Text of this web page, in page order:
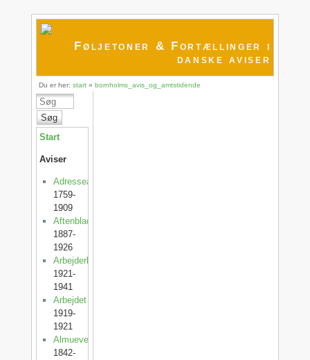
Føljetoner & Fortællinger i
danske aviser
Du er her:start »bornholms_avis_og_amtstidende
Søg
Start
Aviser
Adresseavisen
1759-
1909
Aftenbladet
1887-
1926
Arbejderbladet
1921-
1941
Arbejdet
1919-
1921
Almuevennen
1842-